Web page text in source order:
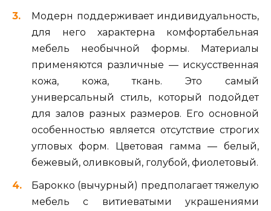
Модерн поддерживает индивидуальность,
для него характерна комфортабельная
мебель необычной формы. Материалы
применяются различные — искусственная
кожа, кожа, ткань. Это самый
универсальный стиль, который подойдет
для залов разных размеров. Его основной
особенностью является отсутствие строгих
угловых форм. Цветовая гамма — белый,
бежевый, оливковый, голубой, фиолетовый.
Барокко (вычурный) предполагает тяжелую
мебель с витиеватыми украшениями